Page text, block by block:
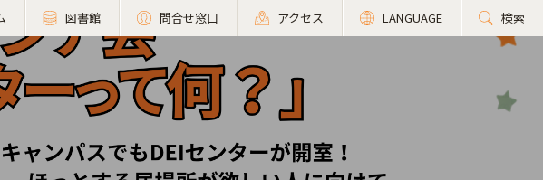
図書館 問合せ窓口 アクセス LANGUAGE 検索